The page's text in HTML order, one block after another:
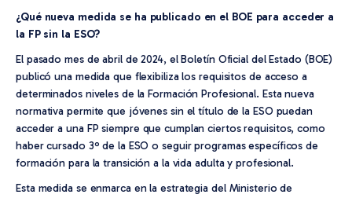
¿Qué nueva medida se ha publicado en el BOE para acceder a
la FP sin la ESO?
El pasado mes de abril de 2024, el Boletín Oficial del Estado (BOE)
publicó una medida que flexibiliza los requisitos de acceso a
determinados niveles de la Formación Profesional. Esta nueva
normativa permite que jóvenes sin el título de la ESO puedan
acceder a una FP siempre que cumplan ciertos requisitos, como
haber cursado 3º de la ESO o seguir programas específicos de
formación para la transición a la vida adulta y profesional.
Esta medida se enmarca en la estrategia del Ministerio de